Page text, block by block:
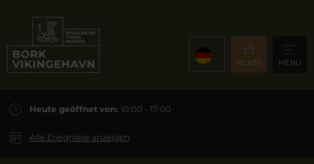
TICKET MENÜ
Heute geöffnet von: 10:00 - 17:00
Alle Ereignisse anzeigen